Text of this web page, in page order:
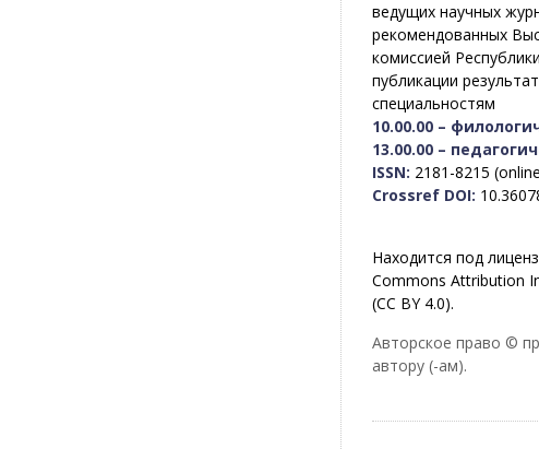
ведущих научных
рекомендованных
комиссией
публикации
специальностям
10.00.00 –
13.00.00 –
ISSN: 2181-8215
Crossref DOI:
Находится под
Commons Attribution
(CC BY 4.0).
Авторское право ©
автору (-ам).